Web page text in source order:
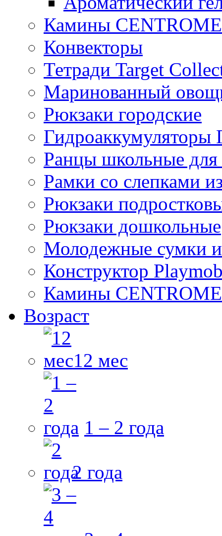
Камины
Конвекторы
Тетради Target
Маринованный
Рюкзаки городские
Ранцы школьные
Рамки со слепками
Рюкзаки
Рюкзаки дошкольные
Молодежные сумки
Конструктор
Камины
Возраст
12 мес
1 – 2 года
2 года